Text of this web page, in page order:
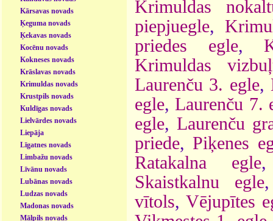
Kārsavas novads
Ķeguma novads
Ķekavas novads
Kocēnu novads
Kokneses novads
Krāslavas novads
Krimuldas novads
Krustpils novads
Kuldīgas novads
Lielvārdes novads
Liepāja
Līgatnes novads
Limbažu novads
Līvānu novads
Lubānas novads
Ludzas novads
Madonas novads
Mālpils novads
Krimuldas
piepjuegle,
priedes egle,
Krimuldas
Laurenču 3. egle,
egle,Laurenču 7.
egle,Laurenču
priede,Piķenes
Ratakalna egle
Skaistkalnu egle
vītols,Vējupītes